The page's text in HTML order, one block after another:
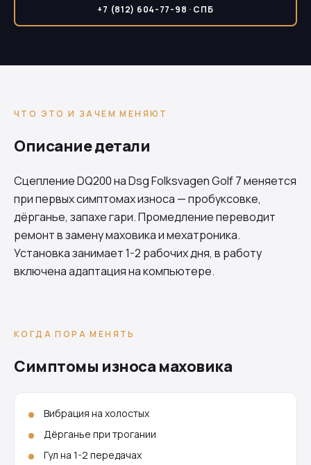
+7 (812) 604-77-98 · СПБ
ЧТО ЭТО И ЗАЧЕМ МЕНЯЮТ
Описание детали
СцеплениеDQ200на Dsg Folksvagen Golf 7 меняется
при первых симптомах износа — пробуксовке,
дёрганье, запахе гари. Промедление переводит
ремонт в замену маховика и мехатроника.
Установка занимает 1-2 рабочих дня, в работу
включена адаптация на компьютере.
КОГДА ПОРА МЕНЯТЬ
Симптомы износа маховика
Вибрация на холостых
Дёрганье при трогании
Гул на 1-2 передачах